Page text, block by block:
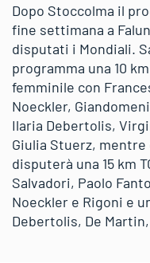
Dopo Stoccolma il
fine settimana a
disputati i Mondiali.
programma una 10
femminile con
Noeckler,
Ilaria Debertolis,
Giulia Stuerz, mentre
disputerà una 15 km
Salvadori, Paolo
Noeckler e Rigoni e
Debertolis, De